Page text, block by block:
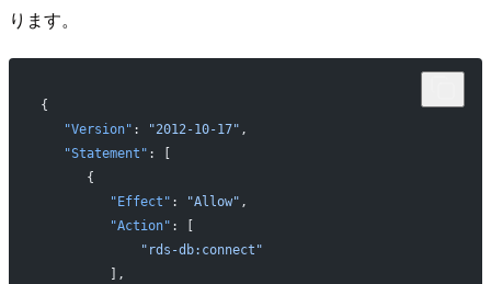
ります。
{
   "Version"
: "2012-10-17" ,
   "Statement"
: [
      {
         "Effect"
: "Allow" ,
         "Action"
: [
             "rds-db:connect"
         ],